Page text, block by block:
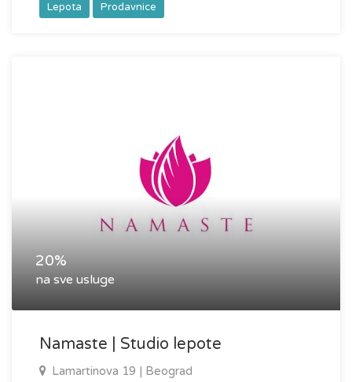
Lepota Prodavnice
20%
na sve usluge
Namaste | Studio lepote
Lamartinova 19 | Beograd